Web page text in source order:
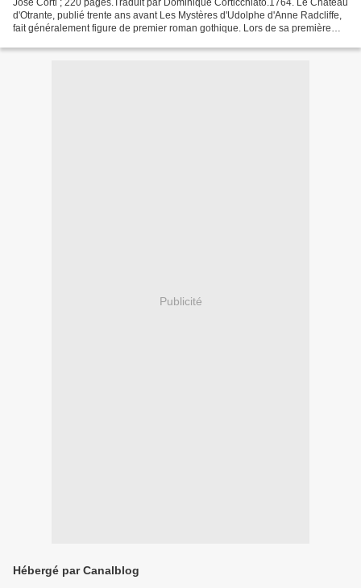
d'Otrante, publié trente ans avant Les Mystères d'Udolphe d'Anne Radcliffe,
fait généralement figure de premier roman gothique. Lors de sa première
Publicité
Hébergé par Canalblog